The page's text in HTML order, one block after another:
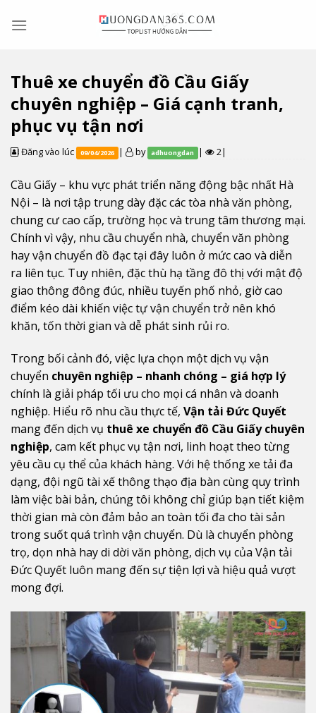
Thuê xe chuyển đồ Cầu Giấy
chuyên nghiệp – Giá cạnh tranh,
phục vụ tận nơi
Đăng vào lúc 09/04/2026 | by adhuongdan | 2|
Cầu Giấy – khu vực phát triển năng động bậc nhất Hà
Nội – là nơi tập trung dày đặc các tòa nhà văn phòng,
chung cư cao cấp, trường học và trung tâm thương mại.
Chính vì vậy, nhu cầu chuyển nhà, chuyển văn phòng
hay vận chuyển đồ đạc tại đây luôn ở mức cao và diễn
ra liên tục. Tuy nhiên, đặc thù hạ tầng đô thị với mật độ
giao thông đông đúc, nhiều tuyến phố nhỏ, giờ cao
điểm kéo dài khiến việc tự vận chuyển trở nên khó
khăn, tốn thời gian và dễ phát sinh rủi ro.
Trong bối cảnh đó, việc lựa chọn một dịch vụ vận
chuyển chuyên nghiệp – nhanh chóng – giá hợp lý
chính là giải pháp tối ưu cho mọi cá nhân và doanh
nghiệp. Hiểu rõ nhu cầu thực tế, Vận tải Đức Quyết
mang đến dịch vụ thuê xe chuyển đồ Cầu Giấy chuyên
nghiệp, cam kết phục vụ tận nơi, linh hoạt theo từng
yêu cầu cụ thể của khách hàng. Với hệ thống xe tải đa
dạng, đội ngũ tài xế thông thạo địa bàn cùng quy trình
làm việc bài bản, chúng tôi không chỉ giúp bạn tiết kiệm
thời gian mà còn đảm bảo an toàn tối đa cho tài sản
trong suốt quá trình vận chuyển. Dù là chuyển phòng
trọ, dọn nhà hay di dời văn phòng, dịch vụ của Vận tải
Đức Quyết luôn mang đến sự tiện lợi và hiệu quả vượt
mong đợi.